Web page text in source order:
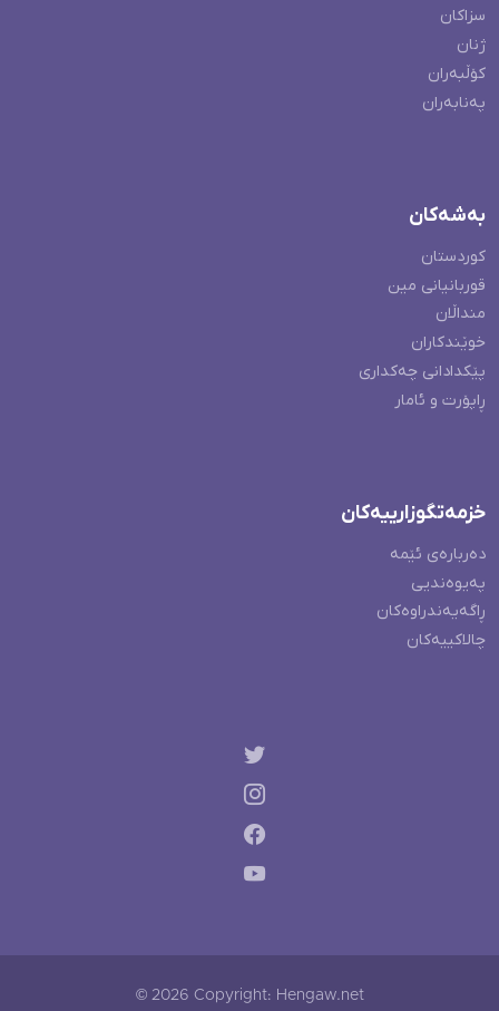
سزاکان
ژنان
کۆڵبەران
پەنابەران
بەشەکان
کوردستان
قوربانیانی مین
منداڵان
خوێندکاران
پێکدادانی چەکداری
ڕاپۆرت و ئامار
خزمەتگوزارییەکان
دەربارەی ئێمە
پەیوەندیی
ڕاگەیەندراوەکان
چالاکییەکان
© 2026 Copyright: Hengaw.net